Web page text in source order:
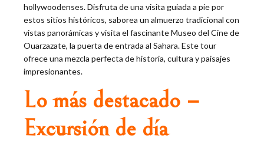
hollywoodenses. Disfruta de una visita guiada a pie por
estos sitios históricos, saborea un almuerzo tradicional con
vistas panorámicas y visita el fascinante Museo del Cine de
Ouarzazate, la puerta de entrada al Sahara. Este tour
ofrece una mezcla perfecta de historia, cultura y paisajes
impresionantes.
Lo más destacado –
Excursión de día